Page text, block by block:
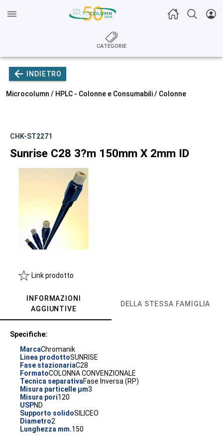
CATEGORIE
INDIETRO
Microcolumn / HPLC - Colonne e Consumabili/ Colonne
CHK-ST2271
Sunrise C28 3?m 150mm X 2mm ID
Link prodotto
INFORMAZIONI
AGGIUNTIVE
DELLA STESSA FAMIGLIA
Specifiche:
MarcaChromanik
Linea prodottoSUNRISE
Fase stazionariaC28
FormatoCOLONNA CONVENZIONALE
Tecnica separativaFase Inversa (RP)
Misura particelle µm3
Misura pori120
USPND
Supporto solidoSILICEO
Diametro2
Lunghezza mm.150